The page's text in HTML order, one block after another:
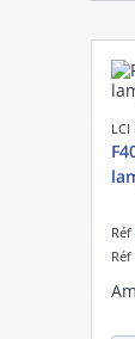
LCI
Réf
Réf